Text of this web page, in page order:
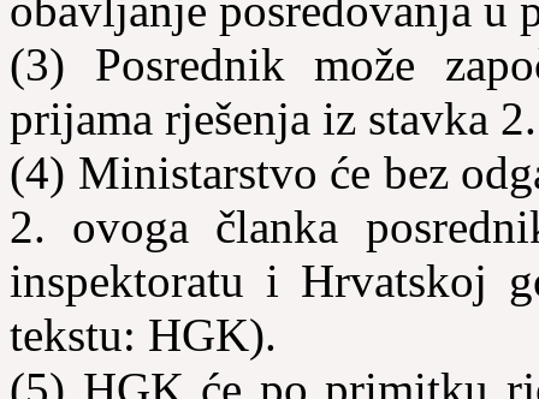
(3) Posrednik može
prijama rješenja iz stavka
(4) Ministarstvo će bez
2. ovoga članka
inspektoratu i Hrvatskoj
tekstu: HGK).
(5) HGK će po primitku